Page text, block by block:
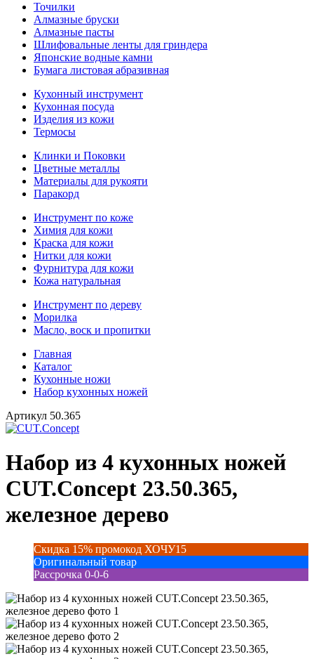
Точилки
Алмазные бруски
Алмазные пасты
Шлифовальные ленты для гриндера
Японские водные камни
Бумага листовая абразивная
Кухонный инструмент
Кухонная посуда
Изделия из кожи
Термосы
Клинки и Поковки
Цветные металлы
Материалы для рукояти
Паракорд
Инструмент по коже
Химия для кожи
Краска для кожи
Нитки для кожи
Фурнитура для кожи
Кожа натуральная
Инструмент по дереву
Морилка
Масло, воск и пропитки
Главная
Каталог
Кухонные ножи
Набор кухонных ножей
Артикул 50.365
Набор из 4 кухонных ножей
CUT.Concept 23.50.365,
железное дерево
Скидка 15% промокод ХОЧУ15
Оригинальный товар
Рассрочка 0-0-6